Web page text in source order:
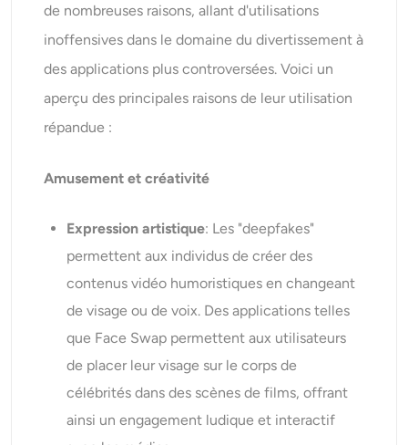
de nombreuses raisons, allant d'utilisations
inoffensives dans le domaine du divertissement à
des applications plus controversées. Voici un
aperçu des principales raisons de leur utilisation
répandue :
Amusement et créativité
Expression artistique: Les "deepfakes"
permettent aux individus de créer des
contenus vidéo humoristiques en changeant
de visage ou de voix. Des applications telles
que Face Swap permettent aux utilisateurs
de placer leur visage sur le corps de
célébrités dans des scènes de films, offrant
ainsi un engagement ludique et interactif